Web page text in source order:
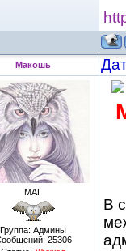
Макошь
МАГ
Группа: Админы
25306
В